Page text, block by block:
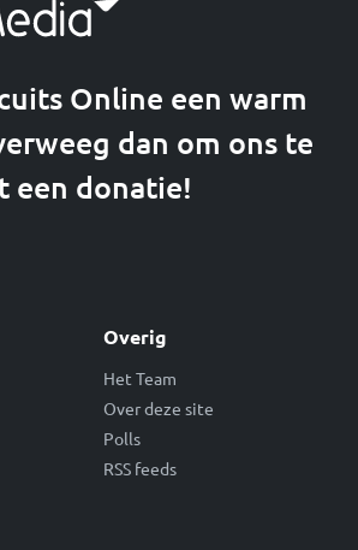
Online een warm
dan om ons te
een donatie!
Overig
Het Team
Over deze site
Polls
RSS feeds